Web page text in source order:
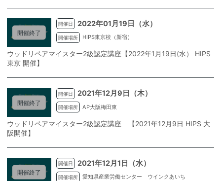
開催終了
開催日 2022年01月19日（水）
開催場所 HIPS東京校（新宿）
ウッドリペアマイスター2級認定講座【2022年1月19日(水） HIPS
東京 開催】
開催終了
開催日 2021年12月9日（木）
開催場所 AP大阪梅田東
ウッドリペアマイスター2級認定講座 【2021年12月9日 HIPS 大
阪開催】
開催終了
開催日 2021年12月1日（水）
開催場所 愛知県産業労働センター ウインクあいち